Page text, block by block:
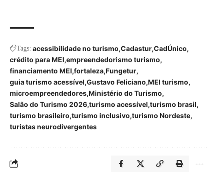
Tags: acessibilidade no turismo Cadastur CadÚnico
crédito para MEI empreendedorismo turismo
financiamento MEI fortaleza Fungetur
guia turismo acessível Gustavo Feliciano MEI turismo
microempreendedores Ministério do Turismo
Salão do Turismo 2026 turismo acessível turismo brasil
turismo brasileiro turismo inclusivo turismo Nordeste
turistas neurodivergentes